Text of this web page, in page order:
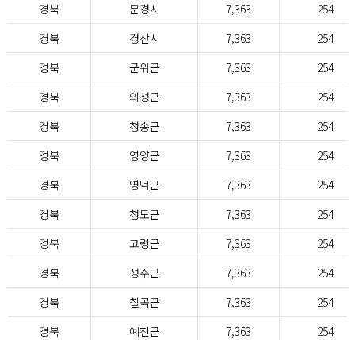
경북
문경시 7,363
254
경북
경산시 7,363
254
경북
군위군 7,363
254
경북
의성군 7,363
254
경북
청송군 7,363
254
경북
영양군 7,363
254
경북
영덕군 7,363
254
경북
청도군 7,363
254
경북
고령군 7,363
254
경북
성주군 7,363
254
경북
칠곡군 7,363
254
경북
예천군 7,363
254